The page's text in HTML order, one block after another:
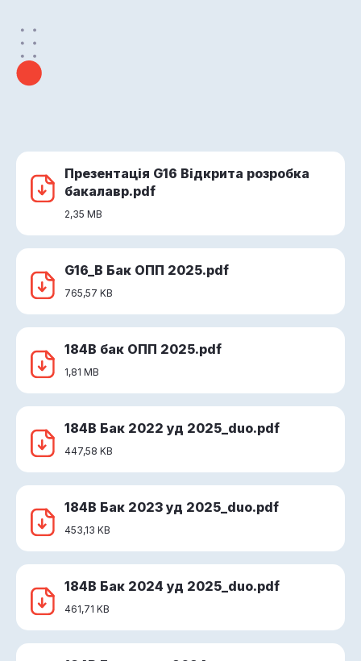
Презентація G16 Відкрита розробка
бакалавр.pdf
2,35 MB
G16_В Бак ОПП 2025.pdf
765,57 KB
184В бак ОПП 2025.pdf
1,81 MB
184В Бак 2022 уд 2025_duo.pdf
447,58 KB
184В Бак 2023 уд 2025_duo.pdf
453,13 KB
184В Бак 2024 уд 2025_duo.pdf
461,71 KB